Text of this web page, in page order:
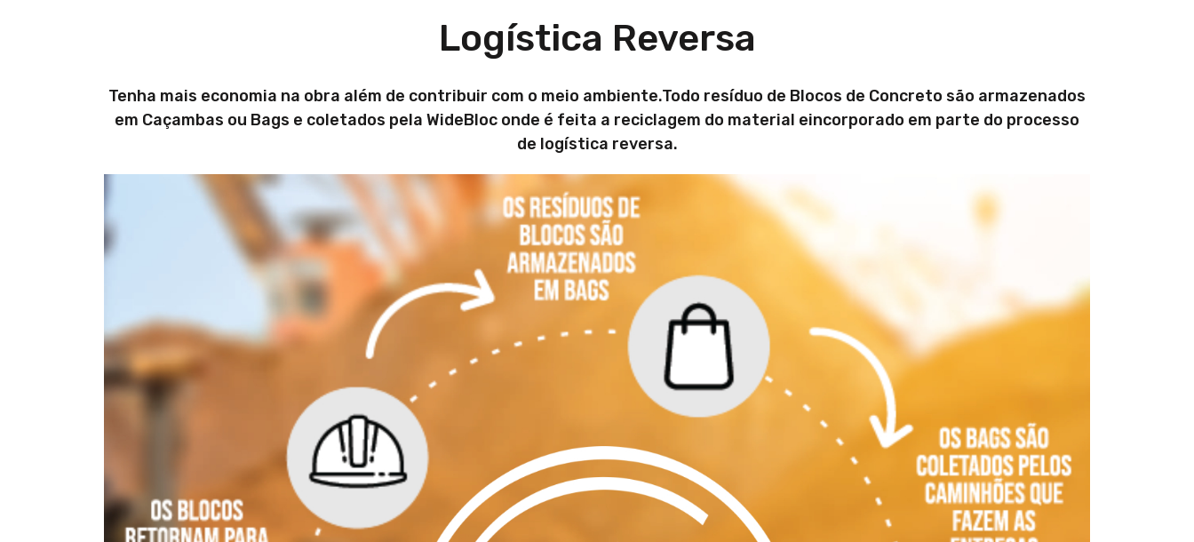
Logística Reversa
Tenha mais economia na obra além de contribuir com o meio ambiente.Todo resíduo de Blocos de Concreto são armazenados
em Caçambas ou Bags e coletados pela WideBloc onde é feita a reciclagem do material eincorporado em parte do processo
de logística reversa.